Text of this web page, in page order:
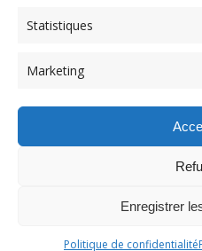
Statistiques
Marketing
Enregistrer
Politique de confidentialité
Navigation
de
l'article
Previous
PDG aout 2023 (13)
© 2026 Maison des